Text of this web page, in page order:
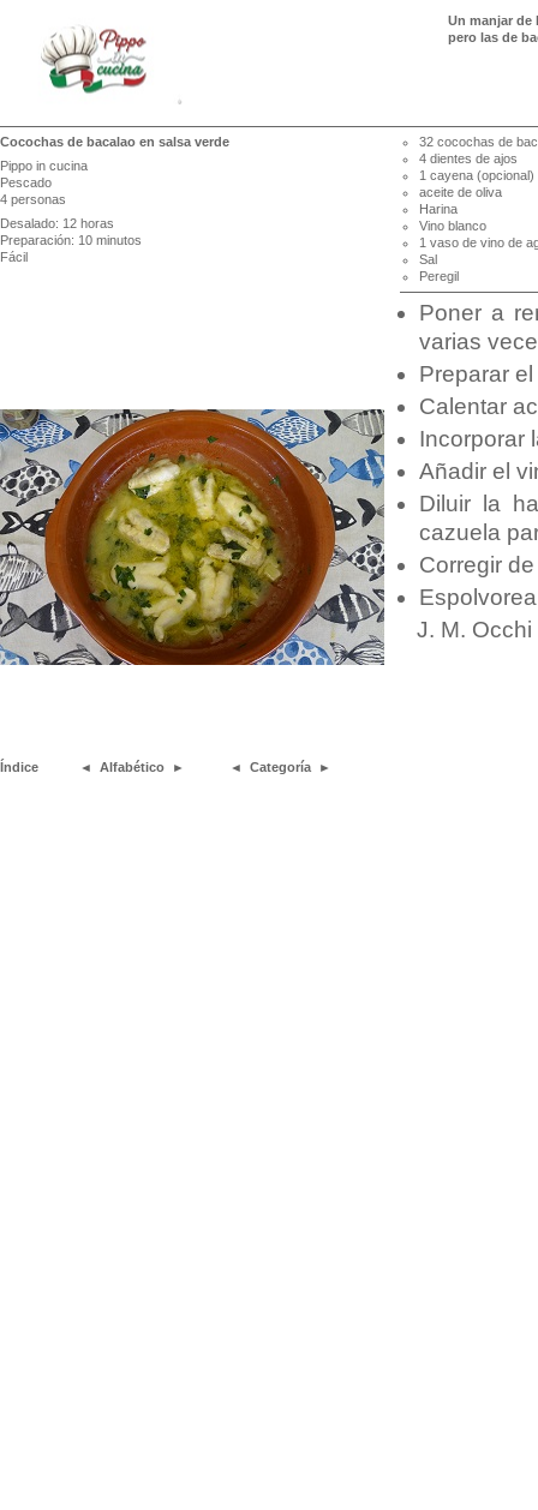
Un manjar de
pero las de
Cocochas de bacalao en salsa verde
Pippo in cucina
Pescado
4 personas
Desalado: 12 horas
Preparación: 10 minutos
Fácil
Índice ◄ Alfabético ► ◄ Categoría ►
32 cocochas de
4 dientes de ajos
1 cayena (opcional)
aceite de oliva
Harina
Vino blanco
1 vaso de vino de
Sal
Peregil
Poner a
varias
Preparar
Calentar
Incorporar
Añadir el
Diluir la
cazuela
Corregir
J. M.